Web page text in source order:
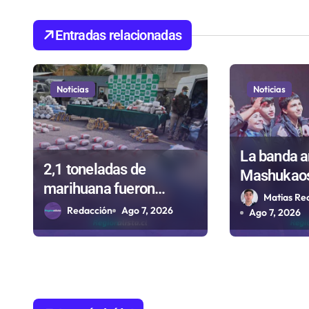
c
i
ó
n
d
e
Entradas relacionadas
Noticias
2,1 toneladas de
marihuana fueron
incautadas tras
investigaciones
Redacción Ago 7, 2026
Noticias
La banda
en el Festival
Matias
Ago 7, 2026